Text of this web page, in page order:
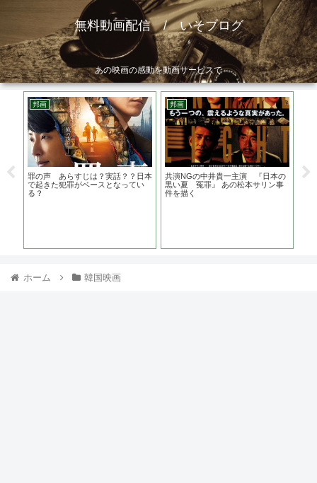
無料動画配信 / いそブログ
あの映画の感動を動画サービスで
邦画
罪の声 あらすじは？実話？？日本
で起きた犯罪がベースとなってい
る？
邦画
共演NGの中井貴一主演 『日本の
黒い夏 冤罪』 あの松本サリン事
件を描く
サ
ホーム 韓国映画